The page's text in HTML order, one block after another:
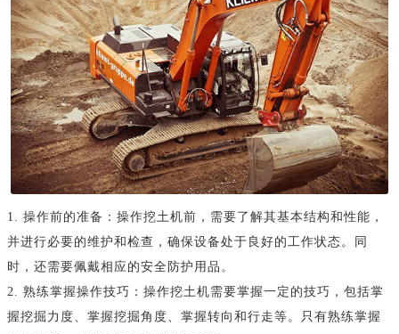
1. 操作前的准备：操作挖土机前，需要了解其基本结构和性能，
并进行必要的维护和检查，确保设备处于良好的工作状态。同
时，还需要佩戴相应的安全防护用品。
2. 熟练掌握操作技巧：操作挖土机需要掌握一定的技巧，包括掌
握挖掘力度、掌握挖掘角度、掌握转向和行走等。只有熟练掌握